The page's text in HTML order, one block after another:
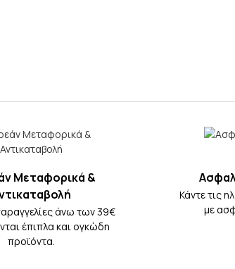
Μεταφορικά &
άνω των 39€
έπιπλα και ογκώδη
προϊόντα.
Κάντε τις
με